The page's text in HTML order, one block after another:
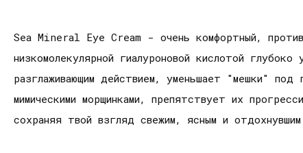
Sea Mineral Eye Cream - очень комфортный,
низкомолекулярной гиалуроновой кислотой
разглаживающим действием, уменьшает "мешки"
мимическими морщинками, препятствует их
сохраняя твой взгляд свежим, ясным и